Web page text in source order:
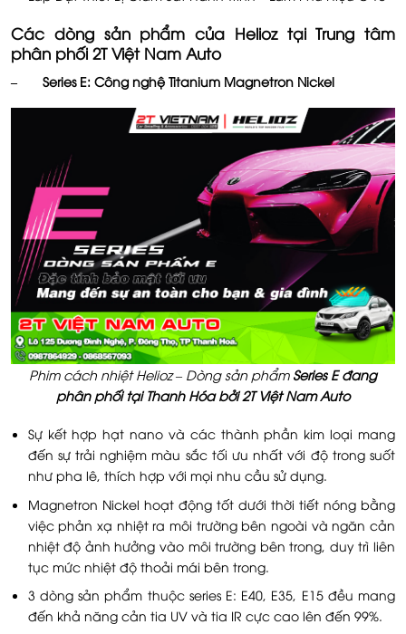
Các dòng sản phẩm của Helioz tại Trung tâm
phân phối 2T Việt Nam Auto
– Series E: Công nghệ Titanium Magnetron Nickel
Phim cách nhiệt Helioz – Dòng sản phẩm Series E đang
phân phối tại Thanh Hóa bởi 2T Việt Nam Auto
Sự kết hợp hạt nano và các thành phần kim loại mang
đến sự trải nghiệm màu sắc tối ưu nhất với độ trong suốt
như pha lê, thích hợp với mọi nhu cầu sử dụng.
Magnetron Nickel hoạt động tốt dưới thời tiết nóng bằng
việc phản xạ nhiệt ra môi trường bên ngoài và ngăn cản
nhiệt độ ảnh hưởng vào môi trường bên trong, duy trì liên
tục mức nhiệt độ thoải mái bên trong.
3 dòng sản phẩm thuộc series E: E40, E35, E15 đều mang
đến khả năng cản tia UV và tia IR cực cao lên đến 99%.